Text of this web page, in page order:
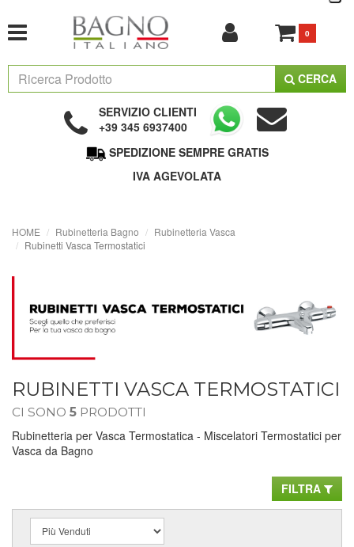
0
CERCA
SERVIZIO CLIENTI
+39 345 6937400
SPEDIZIONE SEMPRE GRATIS
IVA AGEVOLATA
HOME Rubinetteria Bagno
Rubinetteria Vasca
Rubinetti Vasca Termostatici
RUBINETTI VASCA TERMOSTATICI
CI SONO 5 PRODOTTI
Rubinetteria per Vasca Termostatica - Miscelatori Termostatici per
Vasca da Bagno
FILTRA